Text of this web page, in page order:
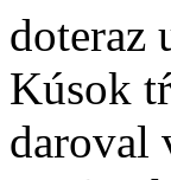
doteraz
Kúsok
daroval